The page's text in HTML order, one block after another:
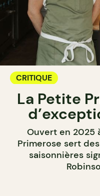
CRITIQUE
La Petite
Ouvert en 2025
Primerose sert
saisonnières